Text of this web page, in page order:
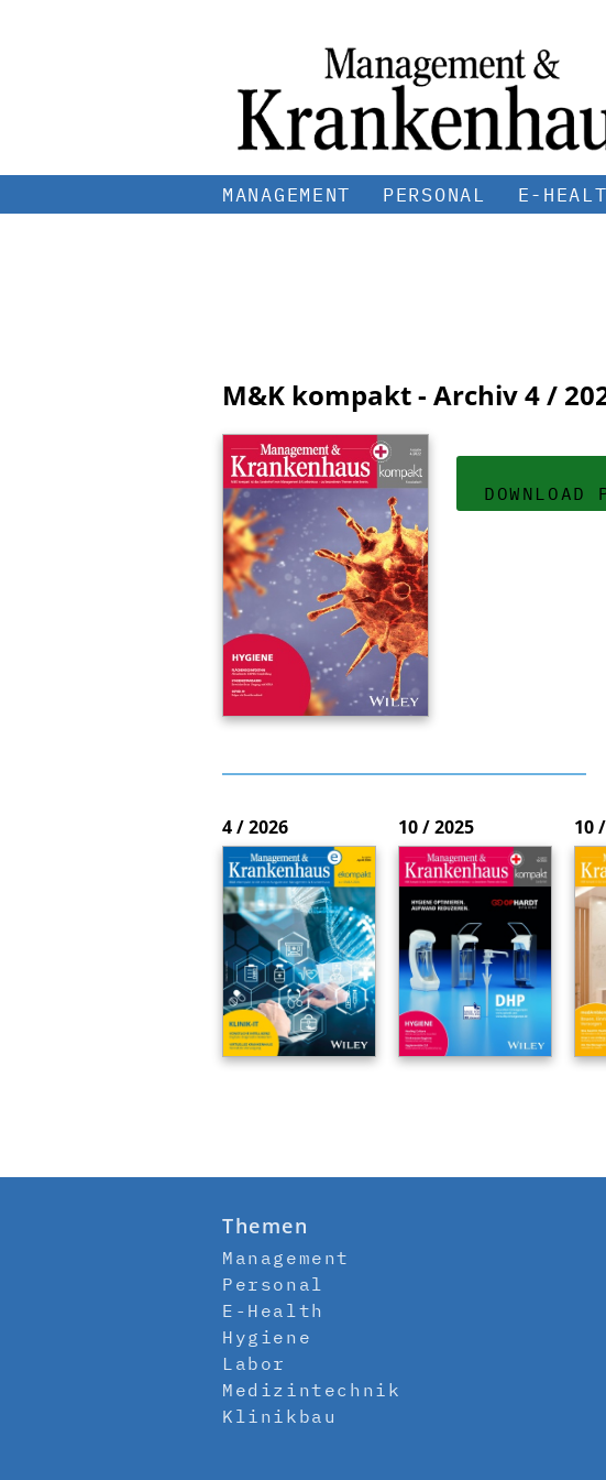
MANAGEMENT PERSONAL E-
M&K kompakt - Archiv4 /
DOWNLOAD
4 / 2026 10 / 2025 10
Themen
Management
Personal
E-Health
Hygiene
Labor
Medizintechnik
Klinikbau